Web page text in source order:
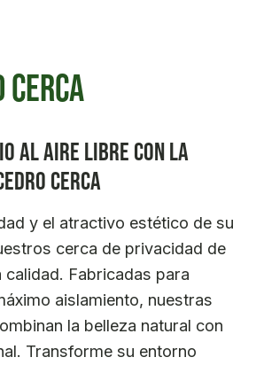
cerca
al aire libre con la
cerca
y el atractivo estético de su
cerca de privacidad de
Fabricadas para
aislamiento, nuestras
la belleza natural con
Transforme su entorno